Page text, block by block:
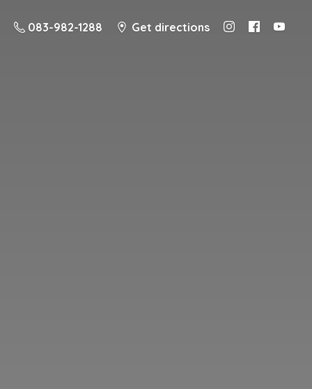
083-982-1288 Get directions